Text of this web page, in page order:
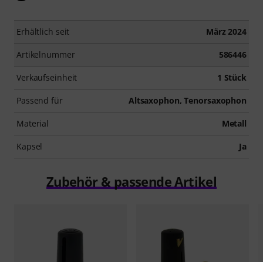
Erhältlich seit März 2024
Artikelnummer 586446
Verkaufseinheit 1 Stück
Passend für Altsaxophon, Tenorsaxophon
Material Metall
Kapsel Ja
Zubehör & passende Artikel